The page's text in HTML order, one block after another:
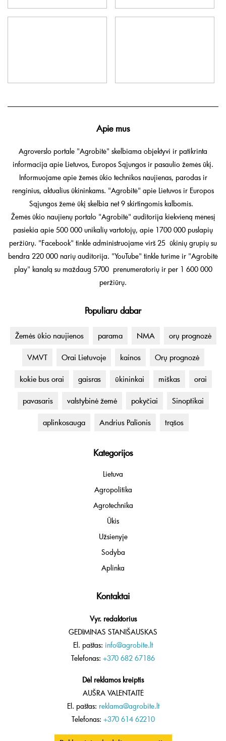
Apie mus
Agroverslo portale "Agrobitė" skelbiama objektyvi ir patikrinta
informacija apie Lietuvos, Europos Sąjungos ir pasaulio žemės ūkį.
Informuojame apie žemės ūkio technikos naujienas, parodas ir
renginius, aktualius ūkininkams. "Agrobitė" apie Lietuvos ir Europos
Sąjungos žemė ūkį skelbia net 9 skirtingomis kalbomis.
Žemės ūkio naujienų portalo "Agrobitė" auditorija kiekvieną mėnesį
pasiekia apie 500 000 unikalių vartotojų, apie 1700 000 puslapių
peržiūrų. "Facebook" tinkle administruojame virš 25 ūkinių grupių su
bendra 220 000 narių auditorija. "YouTube" tinkle turime ir "Agrobitė
play" kanalą su maždaug 5700 prenumeratorių ir per 1 600 000
peržiūrų.
Populiaru dabar
Žemės ūkio naujienos parama NMA orų prognozė
VMVT Orai Lietuvoje kainos Orų prognozė
kokie bus orai gaisras ūkininkai miškas orai
pavasaris valstybinė žemė pokyčiai Sinoptikai
aplinkosauga Andrius Palionis trąšos
Kategorijos
Lietuva
Agropolitika
Agrotechnika
Ūkis
Užsienyje
Sodyba
Aplinka
Kontaktai
Vyr. redaktorius
GEDIMINAS STANIŠAUSKAS
El. paštas: info@agrobite.lt
Telefonas: +370 682 67186
Dėl reklamos kreiptis
AUŠRA VALENTAITĖ
El. paštas: reklama@agrobite.lt
Telefonas: +370 614 62210